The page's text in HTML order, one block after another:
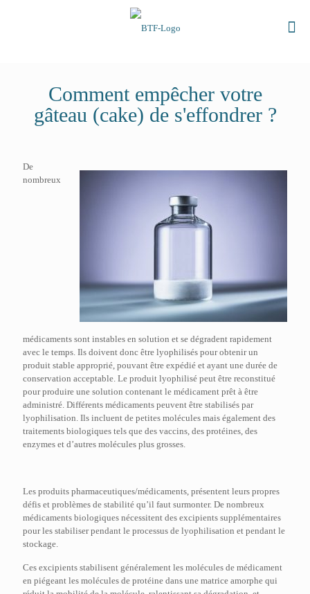
Comment empêcher votre
gâteau (cake) de s'effondrer ?
De
nombreux
médicaments sont instables en solution et se dégradent rapidement
avec le temps. Ils doivent donc être lyophilisés pour obtenir un
produit stable approprié, pouvant être expédié et ayant une durée de
conservation acceptable. Le produit lyophilisé peut être reconstitué
pour produire une solution contenant le médicament prêt à être
administré. Différents médicaments peuvent être stabilisés par
lyophilisation. Ils incluent de petites molécules mais également des
traitements biologiques tels que des vaccins, des protéines, des
enzymes et d’autres molécules plus grosses.
Les produits pharmaceutiques/médicaments, présentent leurs propres
défis et problèmes de stabilité qu’il faut surmonter. De nombreux
médicaments biologiques nécessitent des excipients supplémentaires
pour les stabiliser pendant le processus de lyophilisation et pendant le
stockage.
Ces excipients stabilisent généralement les molécules de médicament
en piégeant les molécules de protéine dans une matrice amorphe qui